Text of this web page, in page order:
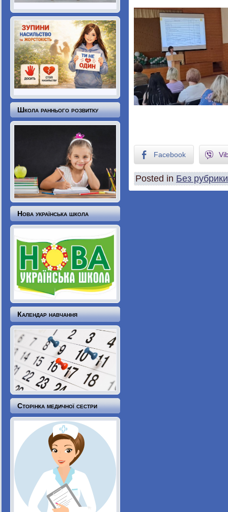
Школа раннього розвитку
Нова українська школа
Календар навчання
Сторінка медичної сестри
Facebook
Posted in Без рубрики